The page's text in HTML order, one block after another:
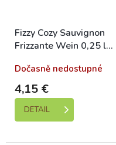
Fizzy Cozy Sauvignon
Frizzante Wein 0,25 l
Dočasně nedostupné
4,15 €
DETAIL